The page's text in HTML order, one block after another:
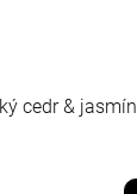
cedr & jasmín